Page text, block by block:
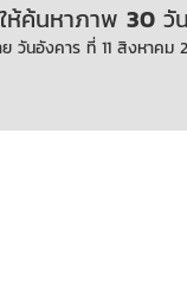
ห้ค้นหาภาพ 30 วัน
วันอังคาร ที่ 11 สิงหาคม